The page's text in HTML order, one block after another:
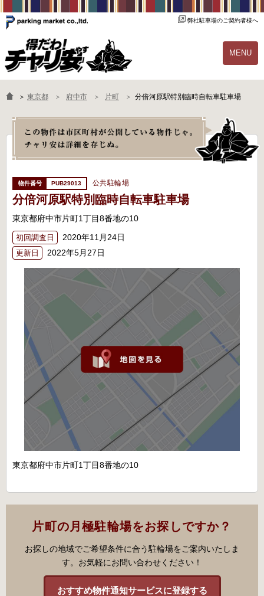
弊社駐車場のご契約者様へ
MENU
物件一覧 ご契約の流れ
よくあるご質問 駐輪場オーナー様へ
＞ 東京都 府中市 片町 分倍河原駅特別臨時自転車駐車場
PUB29013 公共駐輪場
分倍河原駅特別臨時自転車駐車場
東京都府中市片町1丁目8番地の10
初回調査日 2020年11月24日
更新日 2022年5月27日
東京都府中市片町1丁目8番地の10
片町の月極駐輪場をお探しですか？
お探しの地域でご希望条件に合う駐輪場をご案内いたしま
す。お気軽にお問い合わせください！
おすすめ物件通知サービスに登録する